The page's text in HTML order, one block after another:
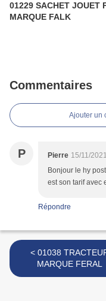
01229 SACHET JOUET
MARQUE FALK
Commentaires
Ajouter un
P Pierre 15/11/
Bonjour le hy
est son tarif avec
Répondre
< 01038 TRACTEUR
MARQUE FERAL